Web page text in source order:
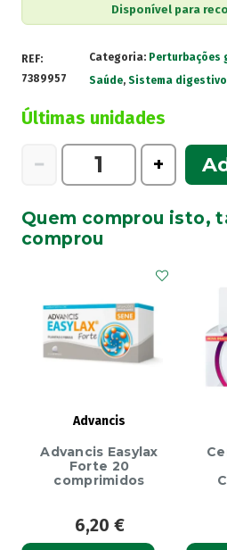
Disponível para
REF:
7389957
Categoria: Perturbações
Saúde, Sistema digestivo
Últimas unidades
−
Quantidade
60
Cápsulas
+
Quem comprou isto,
comprou
Advancis
Advancis Easylax
Forte 20
comprimidos
6,20 €